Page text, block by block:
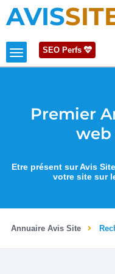
AVIS
SEO Perfs
Premier
web
Etre présent sur Avis
votre site sur
Annuaire Avis Site